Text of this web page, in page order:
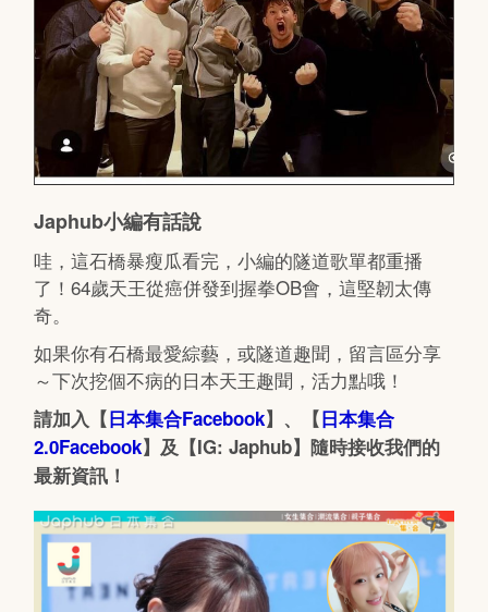
Japhub小編有話說
哇，這石橋暴瘦瓜看完，小編的隧道歌單都重播
了！64歲天王從癌併發到握拳OB會，這堅韌太傳
奇。
如果你有石橋最愛綜藝，或隧道趣聞，留言區分享
～下次挖個不病的日本天王趣聞，活力點哦！
請加入【日本集合Facebook】、【日本集合
2.0Facebook】及【IG: Japhub】隨時接收我們的
最新資訊！